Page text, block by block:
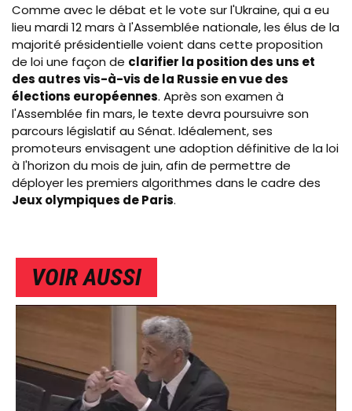
Comme avec le débat et le vote sur l'Ukraine, qui a eu
lieu mardi 12 mars à l'Assemblée nationale, les élus de la
majorité présidentielle voient dans cette proposition
de loi une façon de clarifier la position des uns et
des autres vis-à-vis de la Russie en vue des
élections européennes. Après son examen à
l'Assemblée fin mars, le texte devra poursuivre son
parcours législatif au Sénat. Idéalement, ses
promoteurs envisagent une adoption définitive de la loi
à l'horizon du mois de juin, afin de permettre de
déployer les premiers algorithmes dans le cadre des
Jeux olympiques de Paris.
VOIR AUSSI